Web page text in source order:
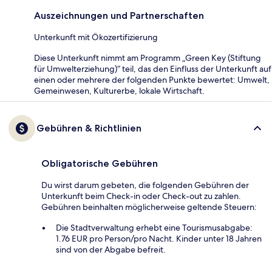
Auszeichnungen und Partnerschaften
Unterkunft mit Ökozertifizierung
Diese Unterkunft nimmt am Programm „Green Key (Stiftung
für Umwelterziehung)“ teil, das den Einfluss der Unterkunft auf
einen oder mehrere der folgenden Punkte bewertet: Umwelt,
Gemeinwesen, Kulturerbe, lokale Wirtschaft.
Gebühren & Richtlinien
Obligatorische Gebühren
Du wirst darum gebeten, die folgenden Gebühren der
Unterkunft beim Check-in oder Check-out zu zahlen.
Gebühren beinhalten möglicherweise geltende Steuern:
Die Stadtverwaltung erhebt eine Tourismusabgabe:
1.76 EUR pro Person/pro Nacht. Kinder unter 18 Jahren
sind von der Abgabe befreit.